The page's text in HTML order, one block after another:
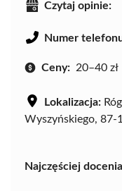
Czytaj opinie:
Numer
Ceny: 20–40 zł
Lokalizacja:
Wyszyńskiego, 87-
Najczęściej